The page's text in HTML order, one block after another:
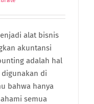
alat bisnis
akuntansi
adalah hal
di
bahwa hanya
semua